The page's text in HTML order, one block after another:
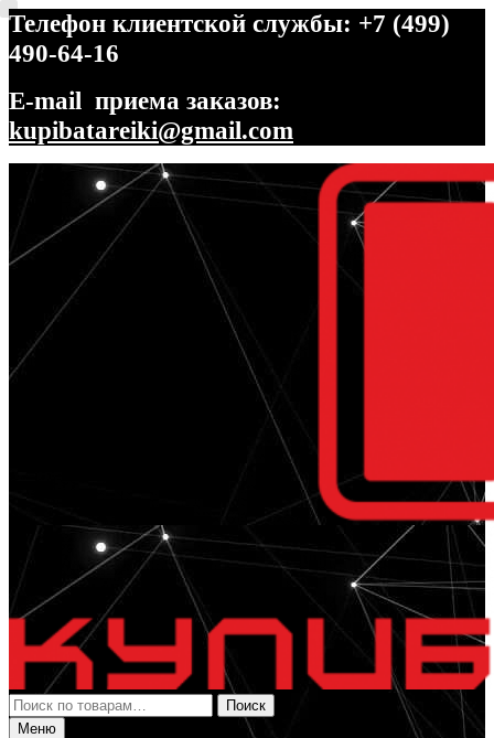
Телефон клиентской службы: +7 (499)
490-64-16
E-mail приема заказов:
kupibatareiki@gmail.com
Перейти
навигации
Перейти
содержимому
Искать:
Поиск
Меню